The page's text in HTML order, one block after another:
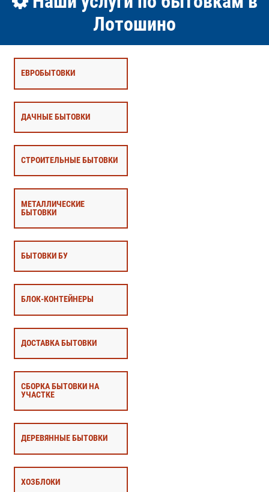
Лотошино
ЕВРОБЫТОВКИ
ДАЧНЫЕ БЫТОВКИ
СТРОИТЕЛЬНЫЕ БЫТОВКИ
МЕТАЛЛИЧЕСКИЕ
БЫТОВКИ
БЫТОВКИ БУ
БЛОК-КОНТЕЙНЕРЫ
ДОСТАВКА БЫТОВКИ
СБОРКА БЫТОВКИ НА
УЧАСТКЕ
ДЕРЕВЯННЫЕ БЫТОВКИ
ХОЗБЛОКИ